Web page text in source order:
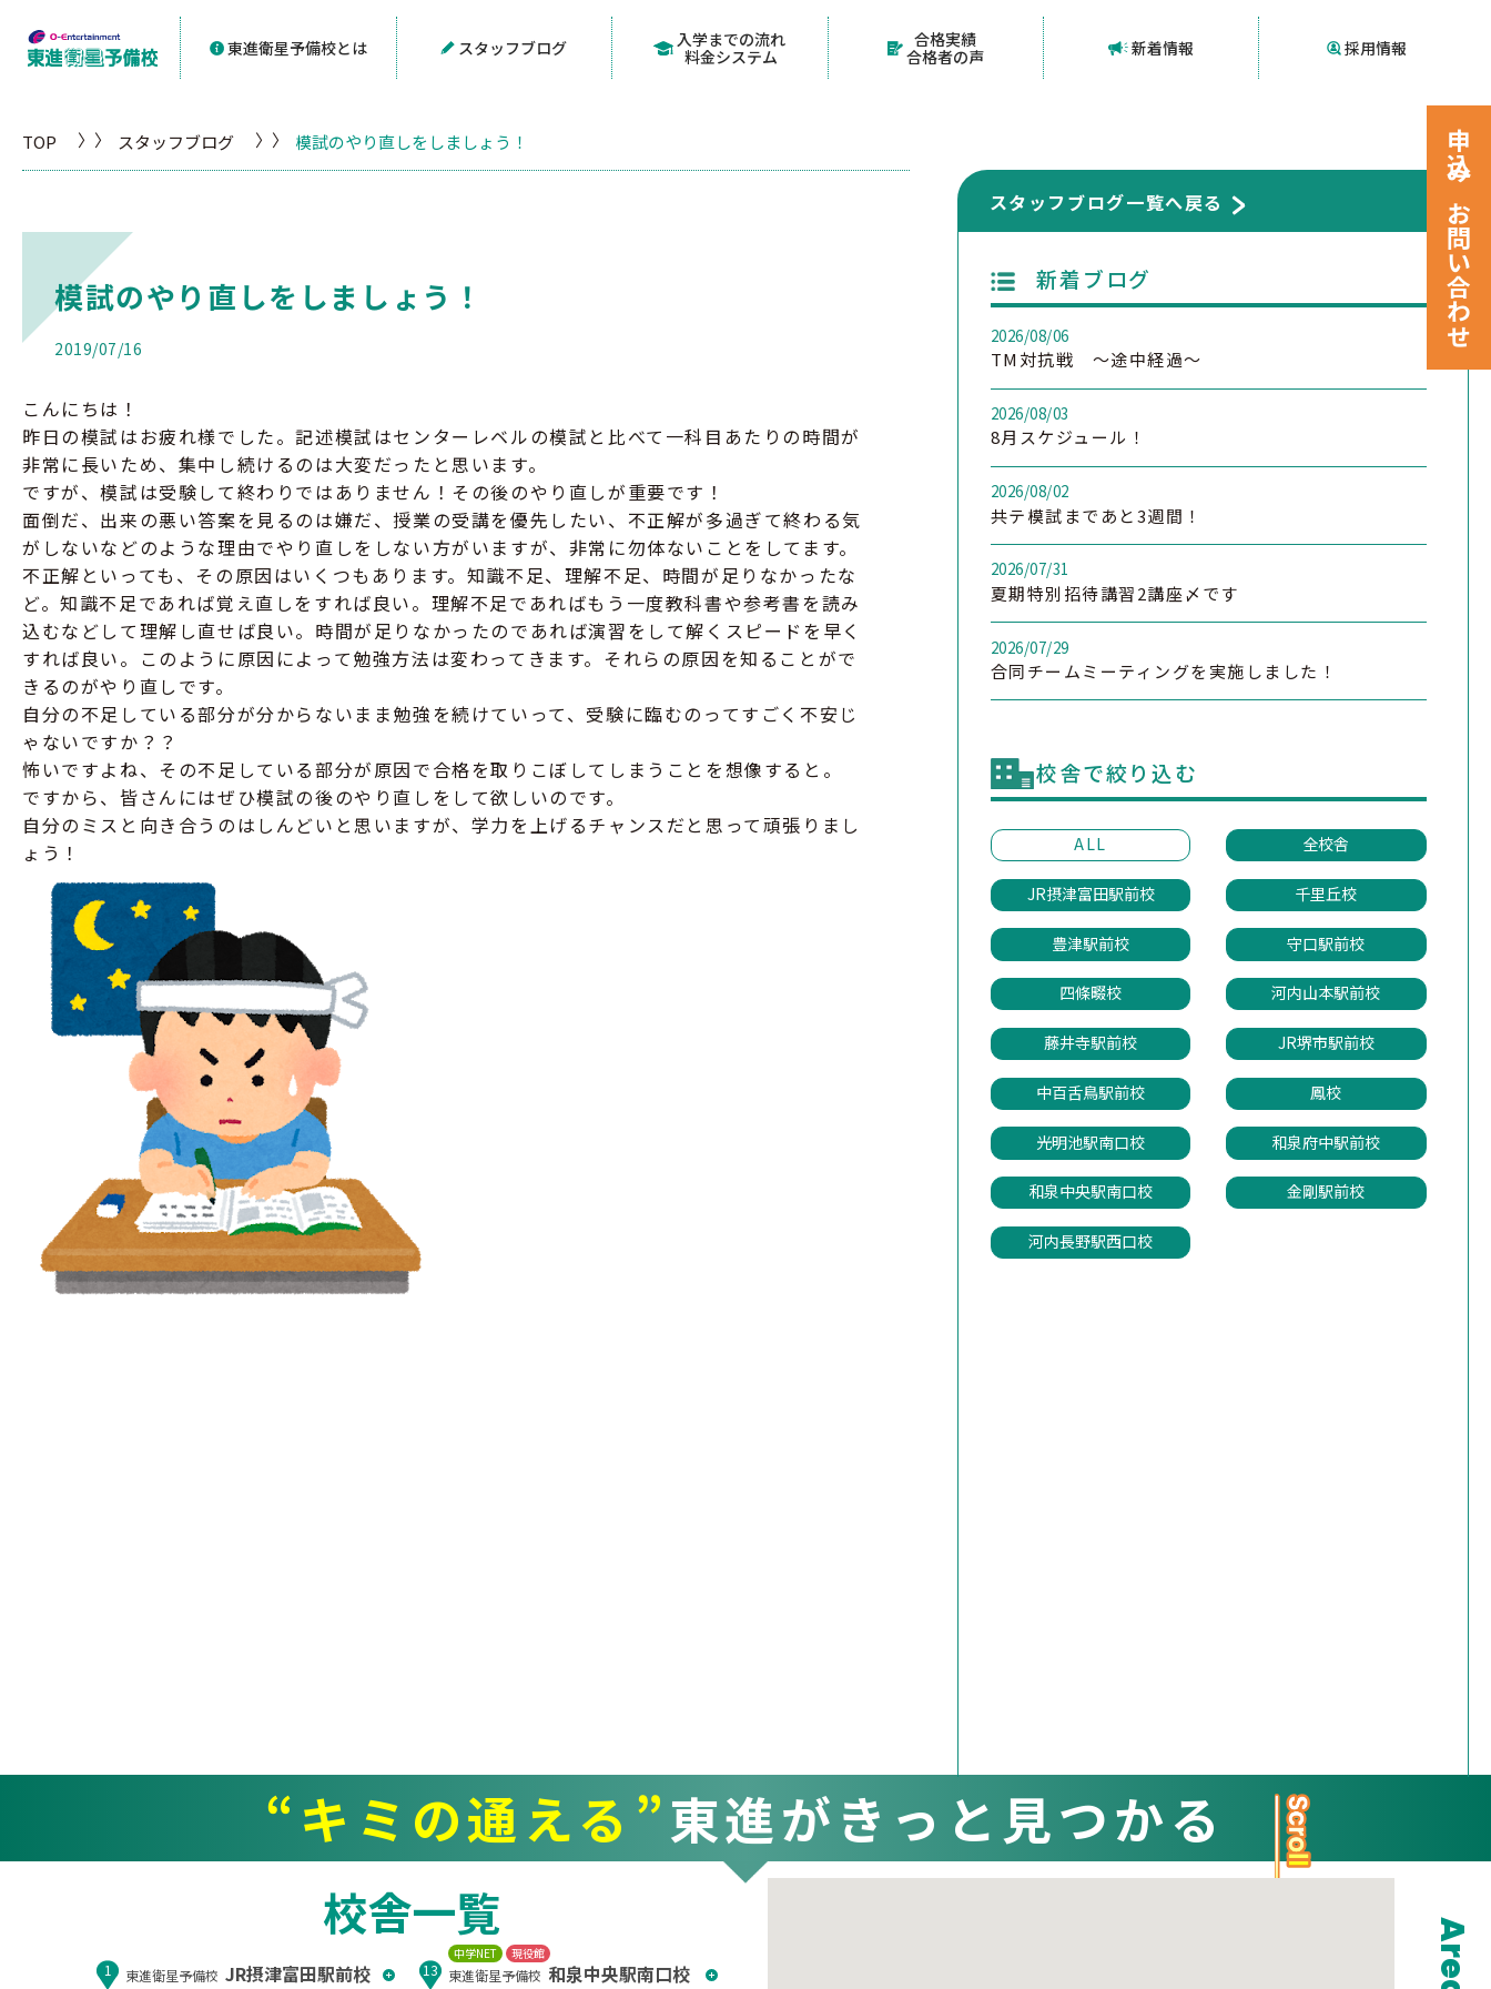
東進衛星予備校とは スタッフブログ
入学までの流れ
料金システム
合格実績
合格者の声
新着情報 採用情報
TOP スタッフブログ 模試のやり直しをしましょう！
模試のやり直しをしましょう！
2019/07/16
こんにちは！
昨日の模試はお疲れ様でした。記述模試はセンターレベルの模試と比べて一科目あたりの時間が
非常に長いため、集中し続けるのは大変だったと思います。
ですが、模試は受験して終わりではありません！その後のやり直しが重要です！
面倒だ、出来の悪い答案を見るのは嫌だ、授業の受講を優先したい、不正解が多過ぎて終わる気
がしないなどのような理由でやり直しをしない方がいますが、非常に勿体ないことをしてます。
不正解といっても、その原因はいくつもあります。知識不足、理解不足、時間が足りなかったな
ど。知識不足であれば覚え直しをすれば良い。理解不足であればもう一度教科書や参考書を読み
込むなどして理解し直せば良い。時間が足りなかったのであれば演習をして解くスピードを早く
すれば良い。このように原因によって勉強方法は変わってきます。それらの原因を知ることがで
きるのがやり直しです。
自分の不足している部分が分からないまま勉強を続けていって、受験に臨むのってすごく不安じ
ゃないですか？？
怖いですよね、その不足している部分が原因で合格を取りこぼしてしまうことを想像すると。
ですから、皆さんにはぜひ模試の後のやり直しをして欲しいのです。
自分のミスと向き合うのはしんどいと思いますが、学力を上げるチャンスだと思って頑張りまし
ょう！
スタッフブログ一覧へ戻る
新着ブログ
2026/08/06
TM対抗戦 ～途中経過～
2026/08/03
8月スケジュール！
2026/08/02
共テ模試まであと3週間！
2026/07/31
夏期特別招待講習2講座〆です
2026/07/29
合同チームミーティングを実施しました！
校舎で絞り込む
ALL 全校舎
JR摂津富田駅前校 千里丘校
豊津駅前校 守口駅前校
四條畷校 河内山本駅前校
藤井寺駅前校 JR堺市駅前校
中百舌鳥駅前校 鳳校
光明池駅南口校 和泉府中駅前校
和泉中央駅南口校 金剛駅前校
河内長野駅西口校
“キミの通える”東進がきっと見つかる
校舎一覧
1 東進衛星予備校 JR摂津富田駅前校
中学NET 現役館
13 東進衛星予備校 和泉中央駅南口校
申込みお問い合わせ